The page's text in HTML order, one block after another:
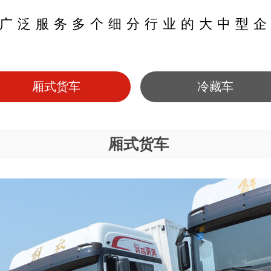
泛服务多个细分行业的大中型
厢式货车 冷藏车
厢式货车